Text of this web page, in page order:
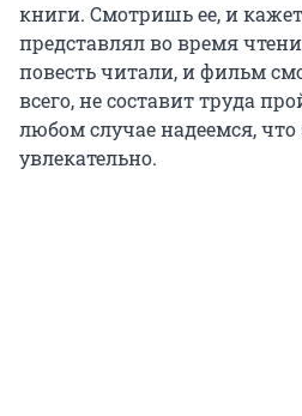
книги. Смотришь ее, и
представлял во время
повесть читали, и фильм
всего, не составит труда
любом случае надеемся, что
увлекательно.